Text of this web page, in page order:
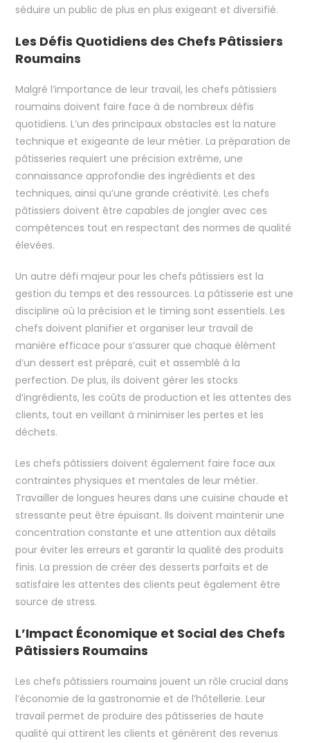
séduire un public de plus en plus exigeant et diversifié.
Les Défis Quotidiens des Chefs Pâtissiers
Roumains
Malgré l’importance de leur travail, les chefs pâtissiers
roumains doivent faire face à de nombreux défis
quotidiens. L’un des principaux obstacles est la nature
technique et exigeante de leur métier. La préparation de
pâtisseries requiert une précision extrême, une
connaissance approfondie des ingrédients et des
techniques, ainsi qu’une grande créativité. Les chefs
pâtissiers doivent être capables de jongler avec ces
compétences tout en respectant des normes de qualité
élevées.
Un autre défi majeur pour les chefs pâtissiers est la
gestion du temps et des ressources. La pâtisserie est une
discipline où la précision et le timing sont essentiels. Les
chefs doivent planifier et organiser leur travail de
manière efficace pour s’assurer que chaque élément
d’un dessert est préparé, cuit et assemblé à la
perfection. De plus, ils doivent gérer les stocks
d’ingrédients, les coûts de production et les attentes des
clients, tout en veillant à minimiser les pertes et les
déchets.
Les chefs pâtissiers doivent également faire face aux
contraintes physiques et mentales de leur métier.
Travailler de longues heures dans une cuisine chaude et
stressante peut être épuisant. Ils doivent maintenir une
concentration constante et une attention aux détails
pour éviter les erreurs et garantir la qualité des produits
finis. La pression de créer des desserts parfaits et de
satisfaire les attentes des clients peut également être
source de stress.
L’Impact Économique et Social des Chefs
Pâtissiers Roumains
Les chefs pâtissiers roumains jouent un rôle crucial dans
l’économie de la gastronomie et de l’hôtellerie. Leur
travail permet de produire des pâtisseries de haute
qualité qui attirent les clients et génèrent des revenus